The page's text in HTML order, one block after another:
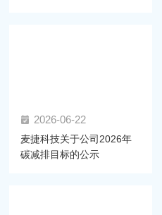
2026-06-22
麦捷科技关于公司2026年
碳减排目标的公示